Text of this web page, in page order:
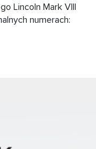
Lincoln Mark VIII
numerach: